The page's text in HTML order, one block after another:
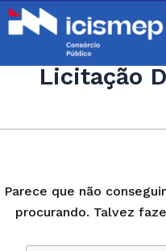
Ir
para
conteúdoLicitação
Parece que não
procurando. Talvez
Pesquisar
por: